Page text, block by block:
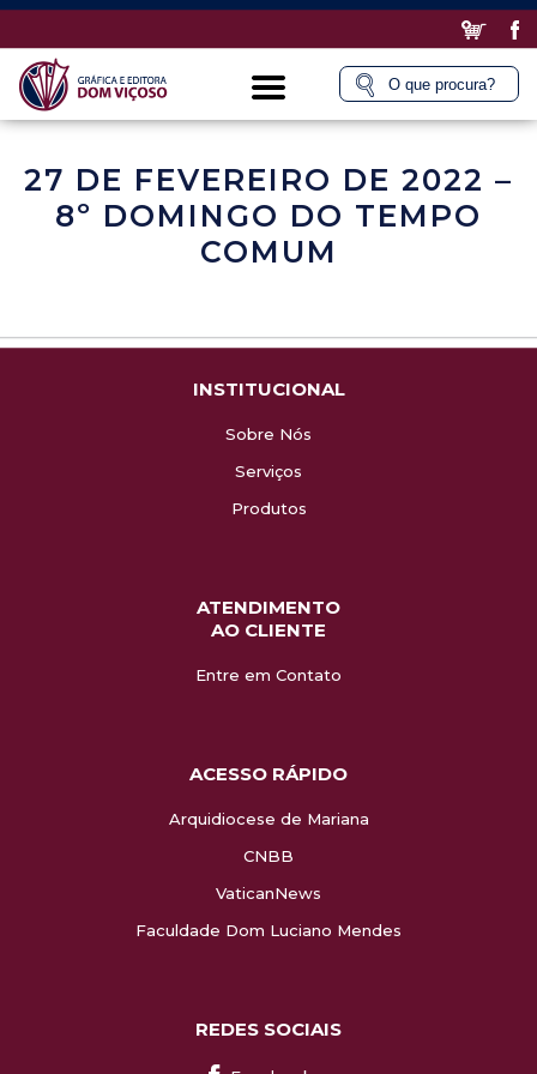
27 DE FEVEREIRO DE 2022 –
8º DOMINGO DO TEMPO
COMUM
INSTITUCIONAL
Sobre Nós
Serviços
Produtos
ATENDIMENTO
AO CLIENTE
Entre em Contato
ACESSO RÁPIDO
Arquidiocese de Mariana
CNBB
VaticanNews
Faculdade Dom Luciano Mendes
REDES SOCIAIS